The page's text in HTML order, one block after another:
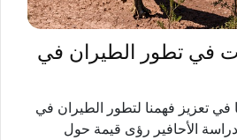
في تطور الطيران في
تعزيز فهمنا لتطور الطيران في
الأحافير رؤى قيمة حول